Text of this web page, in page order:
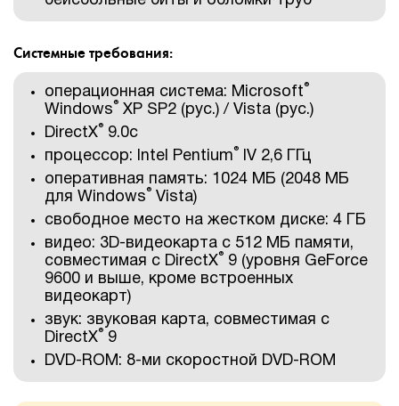
Системные требования:
операционная система: Microsoft®
Windows® XP SP2 (рус.) / Vista (рус.)
DirectX® 9.0с
процессор: Intel Pentium®
IV 2,6 ГГц
оперативная память: 1024 МБ (2048 МБ
для Windows® Vista)
свободное место на жестком диске: 4 ГБ
видео: 3D-видеокарта с 512 МБ памяти,
совместимая с DirectX® 9 (уровня GeForce
9600 и выше, кроме встроенных
видеокарт)
звук: звуковая карта, совместимая с
DirectX® 9
DVD-ROM: 8-ми скоростной DVD-ROM